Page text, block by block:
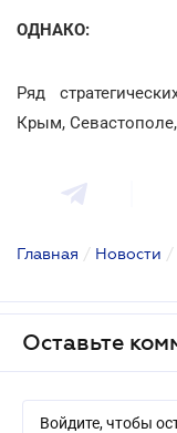
ОДНАКО:
Ряд
Крым,
Главная / Новости /
Оставьте
Войдите, чтобы